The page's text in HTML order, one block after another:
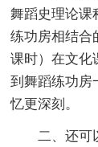
舞蹈史理论课
练功房相结合
课时）在文化
到舞蹈练功房
忆更深刻。
二、还可以